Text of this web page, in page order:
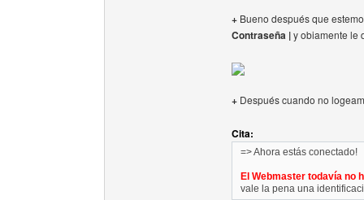
+ Bueno después que
Contraseña |y obiamente le
+ Después cuando no
Cita:
=> Ahora estás conectado!
El Webmaster todavía no
vale la pena una